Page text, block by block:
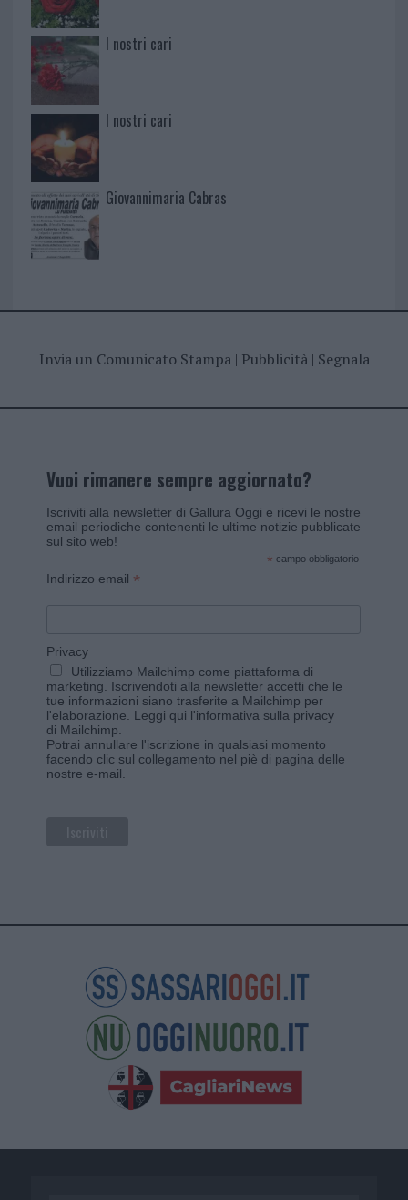
I nostri cari
I nostri cari
Giovannimaria Cabras
Invia un Comunicato Stampa| Pubblicità| Segnala
Vuoi rimanere sempre aggiornato?
Iscriviti alla newsletter di Gallura Oggi e ricevi le nostre
email periodiche contenenti le ultime notizie pubblicate
sul sito web!
* campo obbligatorio
Indirizzo email *
Privacy
Utilizziamo Mailchimp come piattaforma di
marketing. Iscrivendoti alla newsletter accetti che le
tue informazioni siano trasferite a Mailchimp per
l'elaborazione. Leggi qui l'informativa sulla privacy
di Mailchimp
Potrai annullare l'iscrizione in qualsiasi momento
facendo clic sul collegamento nel piè di pagina delle
nostre e-mail.